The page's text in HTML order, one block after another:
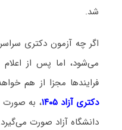
شد.
اگر چه آزمون دکتری
می‌شود، اما پس از اعلام
فرایندها مجزا از هم
دکتری آزاد ۱۴۰۵
، به صورت
دانشگاه آزاد صورت